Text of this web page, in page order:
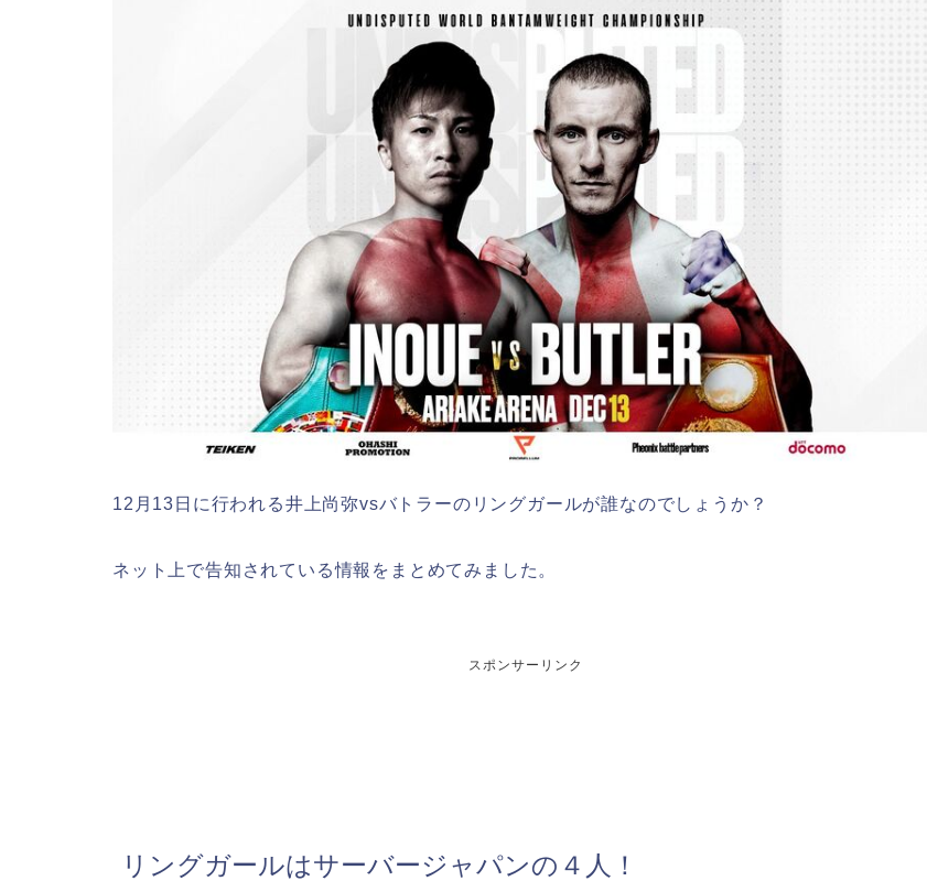
12月13日に行われる井上尚弥vsバトラーのリングガールが誰なのでしょうか？
ネット上で告知されている情報をまとめてみました。
スポンサーリンク
リングガールはサーバージャパンの４人！